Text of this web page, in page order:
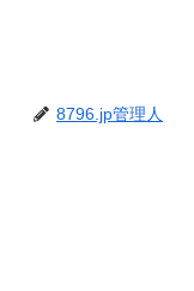
8796.jp管理人